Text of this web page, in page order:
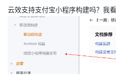
云效支持支付宝小程序构建吗？我